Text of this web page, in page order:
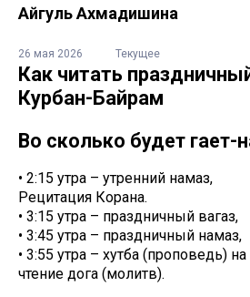
Айгуль Ахмадишина
26 мая 2026 Текущее
Как читать
Курбан-Байрам
Во сколько будет гает-
• 2:15 утра – утренний намаз,
Рецитация Корана.
• 3:15 утра – праздничный вагаз,
• 3:45 утра – праздничный намаз,
• 3:55 утра – хутба (проповедь)
чтение дога (молитв).